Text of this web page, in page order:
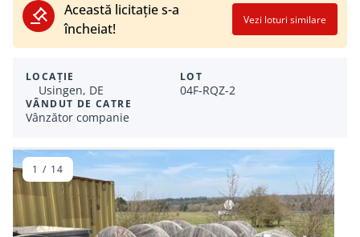
Această licitație s-a
încheiat!
Vezi loturi similare
LOCAȚIE
Usingen, DE
VÂNDUT DE CATRE
Vânzător companie
LOT
04F-RQZ-2
1 / 14